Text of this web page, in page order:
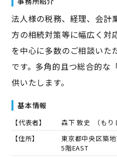
法人様の税務、経理、会計
方の相続対策等に幅広く対
を中心に多数のご相談いた
です。多角的且つ総合的な
供いたします。
基本情報
【代表者】 森下 敦史 （もり
【住所】
東京都中央区築
5階EAST